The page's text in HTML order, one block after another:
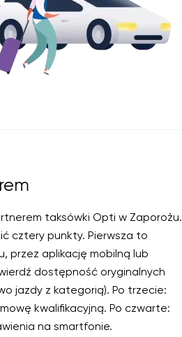
taksówki Opti w Zaporożu.
cztery punkty. Pierwsza to
przez aplikację mobilną lub
dostępność oryginalnych
jazdy z kategorią). Po trzecie:
kwalifikacyjną. Po czwarte:
na smartfonie.